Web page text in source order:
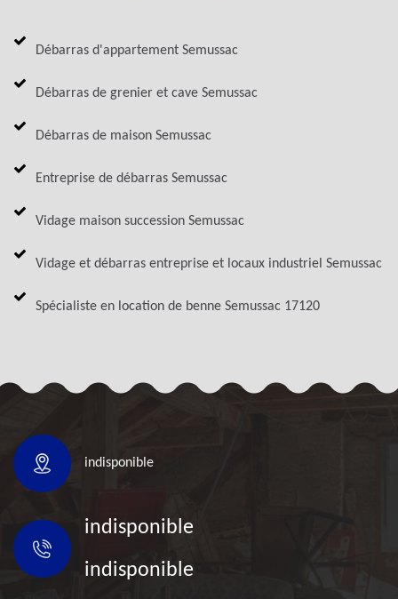
Débarras d'appartement Semussac
Débarras de grenier et cave Semussac
Débarras de maison Semussac
Entreprise de débarras Semussac
Vidage maison succession Semussac
Vidage et débarras entreprise et locaux industriel Semussac
Spécialiste en location de benne Semussac 17120
indisponible
indisponible
indisponible